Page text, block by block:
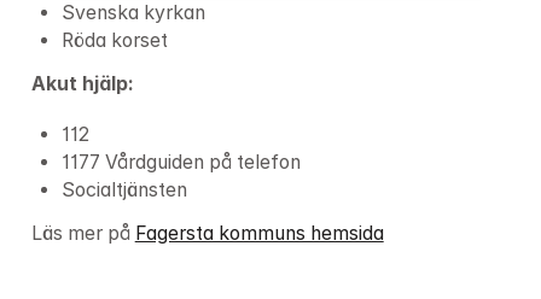
Svenska kyrkan
Röda korset
Akut hjälp:
112
1177 Vårdguiden på telefon
Socialtjänsten
Läs mer på Fagersta kommuns hemsida